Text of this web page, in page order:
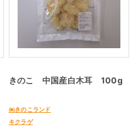
きのこ 中国産白木耳 100g
㈱きのこランド
キクラゲ